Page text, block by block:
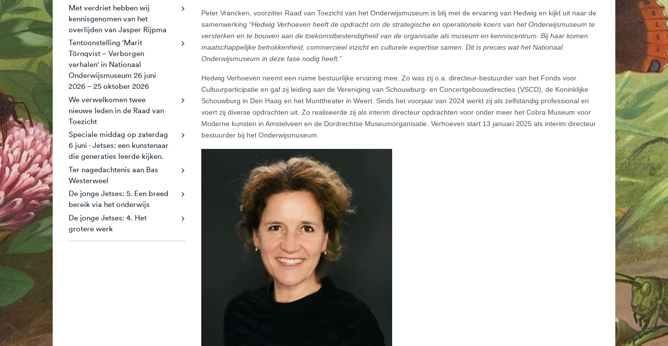
Met verdriet hebben wij
kennisgenomen van het
overlijden van Jasper Rijpma
Tentoonstelling 'Marit
Törnqvist – Verborgen
verhalen' in Nationaal
Onderwijsmuseum 26 juni
2026 – 25 oktober 2026
We verwelkomen twee
nieuwe leden in de Raad van
Toezicht
Speciale middag op zaterdag
6 juni - Jetses: een kunstenaar
die generaties leerde kijken.
Ter nagedachtenis aan Bas
Westerweel
De jonge Jetses: 5. Een breed
bereik via het onderwijs
De jonge Jetses: 4. Het
grotere werk
Peter Vrancken, voorzitter Raad van Toezicht van het Onderwijsmuseum is blij met de ervaring van Hedwig en kijkt uit naar de
samenwerking “Hedwig Verhoeven heeft de opdracht om de strategische en operationele koers van het Onderwijsmuseum te
versterken en te bouwen aan de toekomstbestendigheid van de organisatie als museum en kenniscentrum. Bij haar komen
maatschappelijke betrokkenheid, commercieel inzicht en culturele expertise samen. Dit is precies wat het Nationaal
Onderwijsmuseum in deze fase nodig heeft.”
Hedwig Verhoeven neemt een ruime bestuurlijke ervaring mee. Zo was zij o.a. directeur-bestuurder van het Fonds voor
Cultuurparticipatie en gaf zij leiding aan de Vereniging van Schouwburg- en Concertgebouwdirecties (VSCD), de Koninklijke
Schouwburg in Den Haag en het Munttheater in Weert. Sinds het voorjaar van 2024 werkt zij als zelfstandig professional en
voert zij diverse opdrachten uit. Zo realiseerde zij als interim directeur opdrachten voor onder meer het Cobra Museum voor
Moderne kunsten in Amstelveen en de Dordrechtse Museumorganisatie. Verhoeven start 13 januari 2025 als interim directeur
bestuurder bij het Onderwijsmuseum.